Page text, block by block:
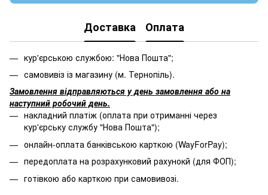
Доставка Оплата
кур'єрською службою: "Нова Пошта";
самовивіз із магазину (м. Тернопіль).
Замовлення відправляються у день замовлення або на
наступний робочий день.
накладний платіж (оплата при отриманні через
кур'єрську службу "Нова Пошта");
онлайн-оплата банківською карткою (WayForPay);
передоплата на розрахунковий рахунокй (для ФОП);
готівкою або карткою при самовивозі.